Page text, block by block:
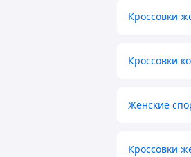
Кроссовки
Кроссовки
Женские
Кроссовки